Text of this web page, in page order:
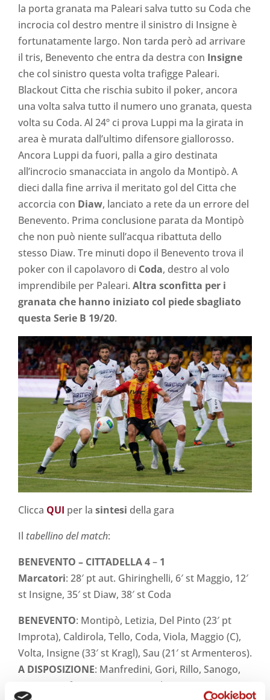
la porta granata ma Paleari salva tutto su Coda che
incrocia col destro mentre il sinistro di Insigne è
fortunatamente largo. Non tarda però ad arrivare
il tris, Benevento che entra da destra con Insigne
che col sinistro questa volta trafigge Paleari.
Blackout Citta che rischia subito il poker, ancora
una volta salva tutto il numero uno granata, questa
volta su Coda. Al 24º ci prova Luppi ma la girata in
area è murata dall’ultimo difensore giallorosso.
Ancora Luppi da fuori, palla a giro destinata
all’incrocio smanacciata in angolo da Montipò. A
dieci dalla fine arriva il meritato gol del Citta che
accorcia con Diaw, lanciato a rete da un errore del
Benevento. Prima conclusione parata da Montipò
che non può niente sull’acqua ribattuta dello
stesso Diaw. Tre minuti dopo il Benevento trova il
poker con il capolavoro di Coda, destro al volo
imprendibile per Paleari. Altra sconfitta per i
granata che hanno iniziato col piede sbagliato
questa Serie B 19/20.
Clicca QUI per la sintesi della gara
Il tabellino del match:
BENEVENTO – CITTADELLA4– 1
Marcatori: 28′ pt aut. Ghiringhelli, 6′ st Maggio, 12′
st Insigne, 35′ st Diaw, 38′ st Coda
BENEVENTO: Montipò, Letizia, Del Pinto (23′ pt
Improta), Caldirola, Tello, Coda, Viola, Maggio (C),
Volta, Insigne (33′ st Kragl), Sau (21′ st Armenteros).
A DISPOSIZIONE: Manfredini, Gori, Rillo, Sanogo,
Tuia, Gyamfi, Di Serio, Antei, Vokic.